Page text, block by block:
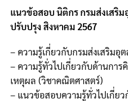
แนวข้อสอบ นิติกร กรมส่งเสริม
ปรับปรุง สิงหาคม 2567
– ความรู้เกี่ยวกับกรมส่งเสริมอุ
– ความรู้ทั่วไปเกี่ยวกับด้านกา
เหตุผล (วิชาคณิตศาสตร์)
– แนวข้อสอบความรู้ทั่วไปเกี่ย